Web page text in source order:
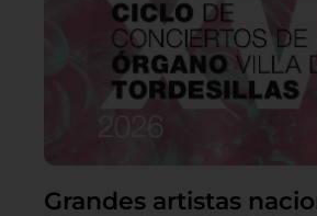
Grandes artistas